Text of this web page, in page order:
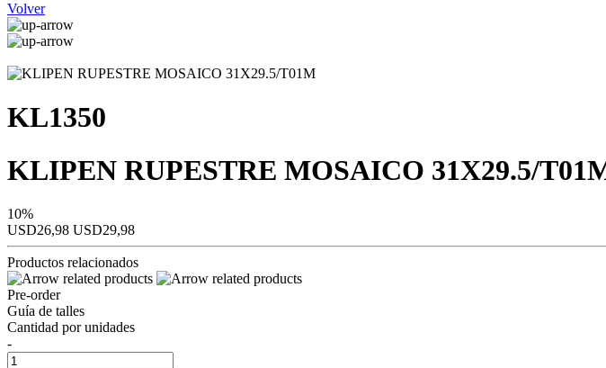
Volver
KL1350
KLIPEN RUPESTRE MOSAICO 31X29.5/
10%
USD26,98 USD29,98
Productos relacionados
Pre-order
Guía de talles
Cantidad por unidades
-